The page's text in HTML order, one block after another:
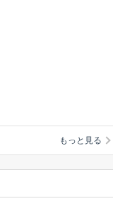
もっと見る